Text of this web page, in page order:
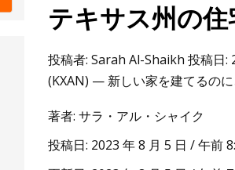
インド北部で変圧器爆発、15人が
テキサス州の
投稿者: Sarah Al-Shaikh 投稿日:
(KXAN) — 新しい家を建てるの
著者: サラ・アル・シャイク
投稿日: 2023 年 8 月 5 日 / 午前